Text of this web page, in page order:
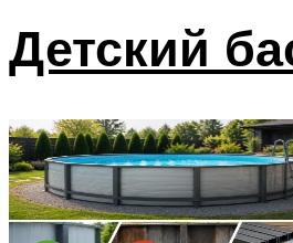
Детский